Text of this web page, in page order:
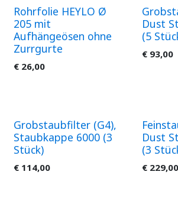
Rohrfolie HEYLO Ø
205 mit
Aufhängeösen ohne
Zurrgurte
€ 26,00
Dust
(5
€ 93,00
Grobstaubfilter (G4),
Staubkappe 6000 (3
Stück)
€ 114,00
Dust
(3
€ 229,00